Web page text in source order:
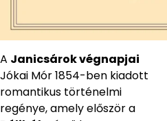
A Janicsárok végnapjai
Jókai Mór 1854-ben kiadott
romantikus történelmi
regénye, amely először a